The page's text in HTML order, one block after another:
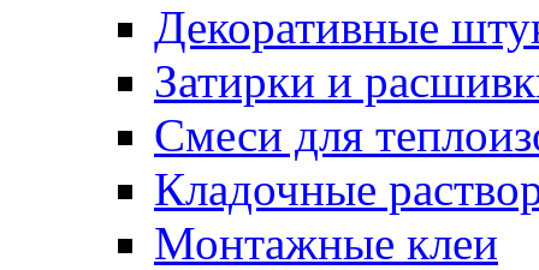
Декоративные
Затирки и
Смеси для
Кладочные
Монтажные клеи